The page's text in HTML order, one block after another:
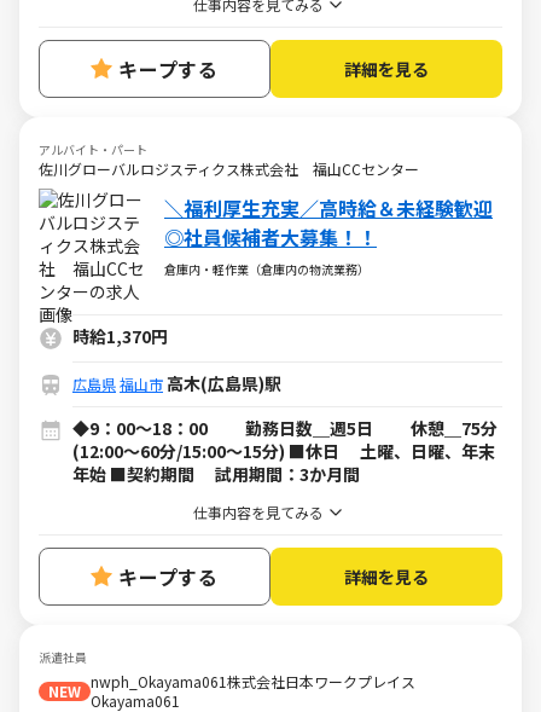
仕事内容を見てみる
キープする 詳細を見る
アルバイト・パート
佐川グローバルロジスティクス株式会社 福山CCセンター
＼福利厚生充実／高時給＆未経験歓迎
◎社員候補者大募集！！
倉庫内・軽作業（倉庫内の物流業務）
時給1,370円
広島県福山市 高木(広島県)駅
◆9：00～18：00 勤務日数＿週5日 休憩＿75分
(12:00～60分/15:00～15分) ■休日 土曜、日曜、年末
年始 ■契約期間 試用期間：3か月間
仕事内容を見てみる
キープする 詳細を見る
派遣社員
NEW nwph_Okayama061株式会社日本ワークプレイス
Okayama061